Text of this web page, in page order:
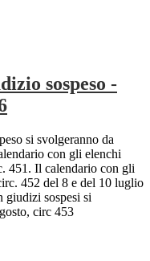
sospeso -
si svolgeranno da
con gli elenchi
451. Il calendario con gli
452 del 8 e del 10 luglio
sospesi si
circ 453